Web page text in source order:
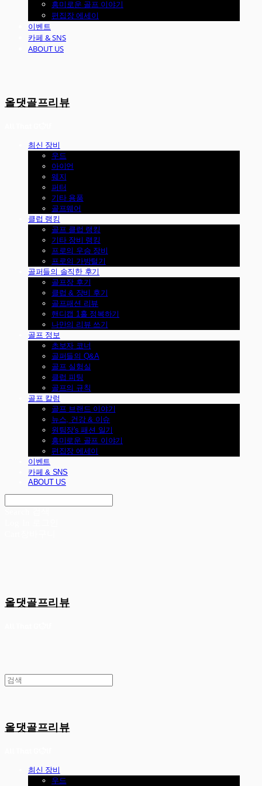
흥미로운 골프 이야기
편집장 에세이
이벤트
카페 & SNS
ABOUT US
올댓골프리뷰
최신 장비
우드
아이언
웨지
퍼터
기타 용품
골프웨어
클럽 랭킹
골프 클럽 랭킹
기타 장비 랭킹
프로의 우승 장비
프로의 가방털기
골퍼들의 솔직한 후기
골프장 후기
클럽 & 장비 후기
골프패션 리뷰
핸디캡 1홀 정복하기
나만의 리뷰 쓰기
골프 정보
초보자 코너
골퍼들의 Q&A
골프 실험실
클럽 피팅
골프의 규칙
골프 칼럼
골프 브랜드 이야기
뉴스, 건강 & 이슈
원팀장's 패션 일기
흥미로운 골프 이야기
편집장 에세이
이벤트
카페 & SNS
ABOUT US
올댓골프리뷰
올댓골프리뷰
최신 장비
우드